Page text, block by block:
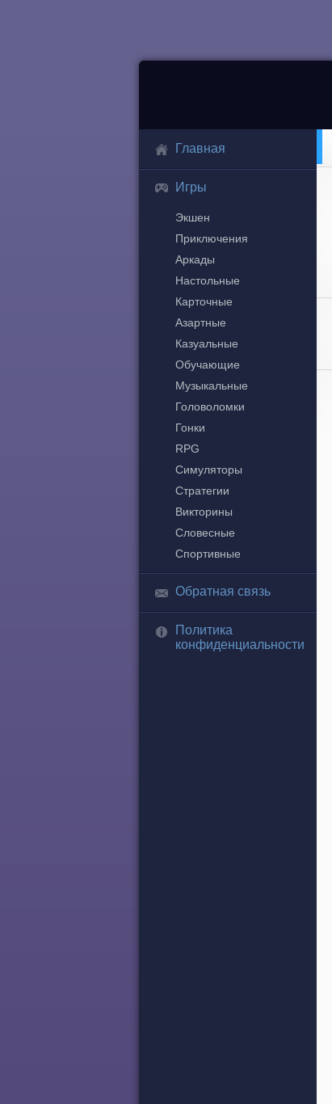
Главная
Игры
Экшен
Приключения
Аркады
Настольные
Карточные
Азартные
Казуальные
Обучающие
Музыкальные
Головоломки
Гонки
RPG
Симуляторы
Стратегии
Викторины
Словесные
Спортивные
Обратная связь
Политика
конфиденциальности